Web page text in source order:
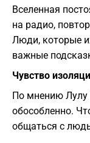
Вселенная
на радио,
Люди, которые
важные
Чувство
По мнению Лулу
обособленно.
общаться с